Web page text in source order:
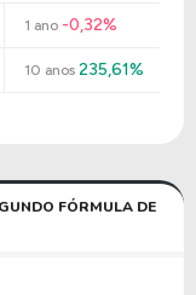
1 ano-0,32%
10 anos235,61%
FÓRMULA DE